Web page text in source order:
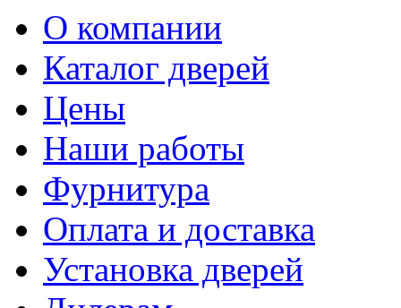
О компании
Каталог дверей
Цены
Наши работы
Фурнитура
Оплата и доставка
Установка дверей